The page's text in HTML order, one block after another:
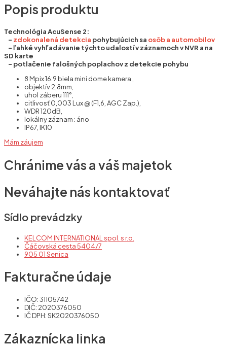
Popis produktu
Technológia AcuSense 2:
– zdokonalená detekcia pohybujúcich sa osôb a automobilov
– ľahké vyhľadávanie týchto udalostí v záznamoch v NVR a na
SD karte
– potlačenie falošných poplachov z detekcie pohybu
8 Mpix 16:9 biela mini dome kamera ,
objektív 2,8mm,
uhol záberu 111°,
citlivosť 0,003 Lux @ (F1,6, AGC Zap.),
WDR 120dB,
lokálny záznam : áno
IP67, IK10
Mám záujem
Chránime vás a váš majetok
Neváhajte nás kontaktovať
Sídlo prevádzky
KELCOM INTERNATIONAL spol. s r.o.
Čáčovská cesta 5404/7
905 01 Senica
Fakturačne údaje
IČO: 31105742
DIČ: 2020376050
IČ DPH: SK2020376050
Zákaznícka linka